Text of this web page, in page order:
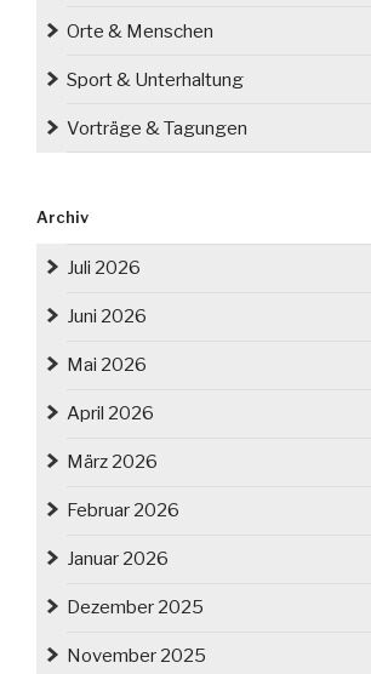
Orte & Menschen
Sport & Unterhaltung
Vorträge & Tagungen
Archiv
Juli 2026
Juni 2026
Mai 2026
April 2026
März 2026
Februar 2026
Januar 2026
Dezember 2025
November 2025